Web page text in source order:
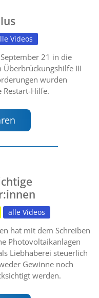
Videos
21 in die
Überbrückungshilfe III
wurden
Restart-Hilfe.
alle Videos
hat mit dem Schreiben
Photovoltaikanlagen
Liebhaberei steuerlich
Gewinne noch
werden.